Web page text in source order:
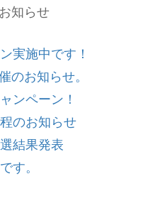
知らせ
実施中です！
のお知らせ。
ンペーン！
のお知らせ
結果発表
す。